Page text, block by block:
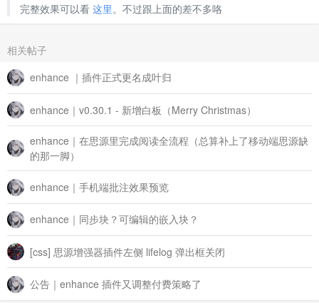
完整效果可以看 这里 。不过跟上面的差不多咯
相关帖子
enhance ｜插件正式更名成叶归
enhance｜v0.30.1 - 新增白板（Merry Christmas）
enhance｜在思源里完成阅读全流程（总算补上了移动端思源缺
的那一脚）
enhance｜手机端批注效果预览
enhance｜同步块？可编辑的嵌入块？
[css] 思源增强器插件左侧 lifelog 弹出框关闭
公告｜enhance 插件又调整付费策略了